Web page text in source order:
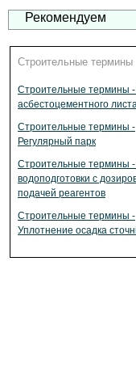
Рекомендуем
Строительные термины
Строительные термины
асбестоцементного
Строительные термины -
Регулярный парк
Строительные термины
водоподготовки с
подачей реагентов
Строительные термины -
Уплотнение осадка